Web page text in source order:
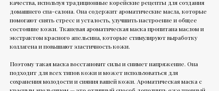
качества, используя традиционные корейские рецепты для создания
домашнего спа-салона. Она содержит ароматические масла, которые
помогают снять стресс и усталость, улучшить настроение и общее
состояние кожи. Тканевая ароматическая маска пропитана маслом и
экстрактом красного апельсина, которые стимулируют выработку
коллагена и повышают эластичность кожи.
Поэтому такая маска восстановит силы и снимет напряжение. Она
подходит для всех типов кожи и может использоваться для
сохранения молодости и сияния вашей кожи. Ароматическая маска с